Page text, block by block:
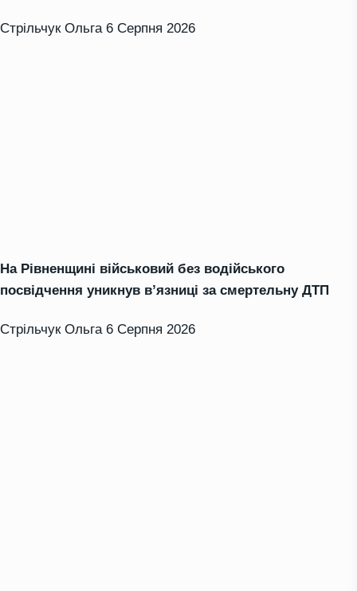
Стрільчук Ольга 6 Серпня 2026
На Рівненщині військовий без водійського
посвідчення уникнув в’язниці за смертельну ДТП
Стрільчук Ольга 6 Серпня 2026